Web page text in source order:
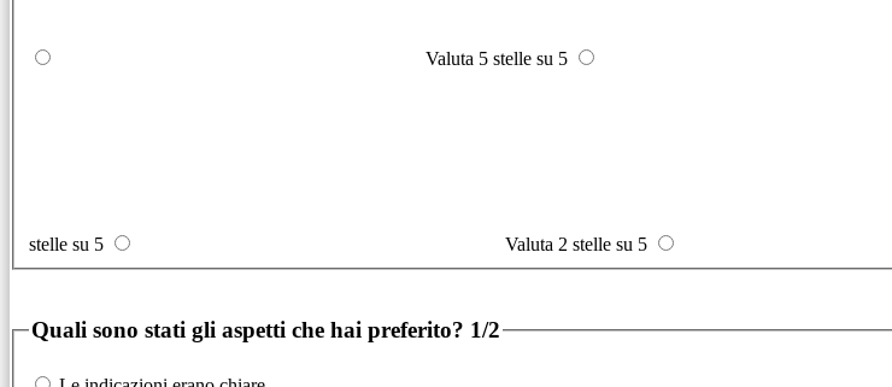
Valuta 5 stelle su 5
stelle su 5 Valuta 2 stelle su 5
Quali sono stati gli aspetti che hai preferito? 1/2